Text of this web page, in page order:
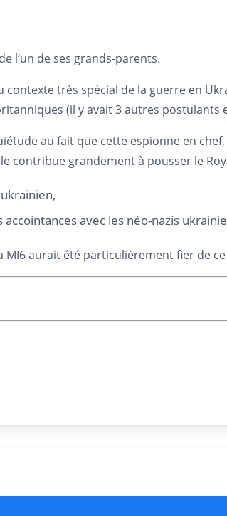
l’un de ses grands-parents.
contexte très spécial de la guerre en
(il y avait 3 autres postulants
au fait que cette espionne en
contribue grandement à pousser le
avec les néo-nazis
aurait été particulièrement fier de ce